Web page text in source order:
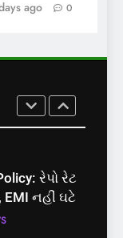
ago 0
પાંડેને 2027
રેપો રેટ
EMI નહીં ઘટે